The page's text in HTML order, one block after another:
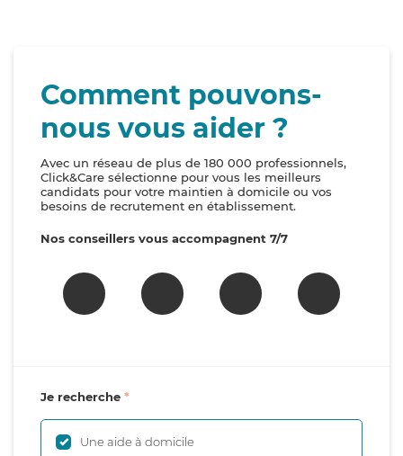
Comment pouvons-
nous vous aider ?
Avec un réseau de plus de 180 000 professionnels,
Click&Care sélectionne pour vous les meilleurs
candidats pour votre maintien à domicile ou vos
besoins de recrutement en établissement.
Nos conseillers vous accompagnent 7/7
Je recherche
Une aide à domicile